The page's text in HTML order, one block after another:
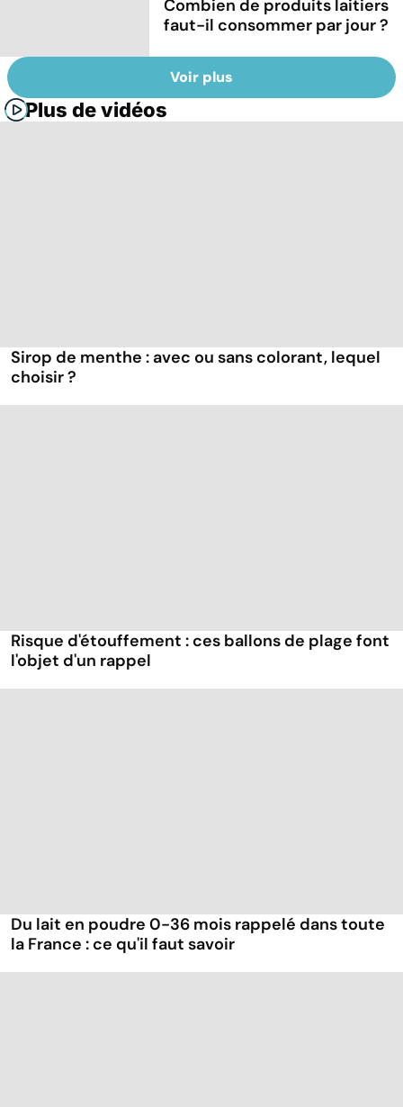
Combien de produits laitiers
faut-il consommer par jour ?
Voir plus
Plus de vidéos
Sirop de menthe : avec ou sans colorant, lequel
choisir ?
Risque d'étouffement : ces ballons de plage font
l'objet d'un rappel
Du lait en poudre 0-36 mois rappelé dans toute
la France : ce qu'il faut savoir